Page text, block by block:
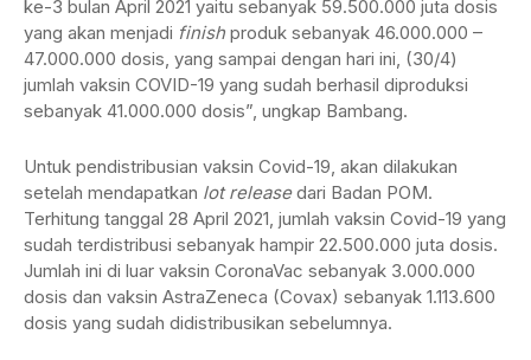
ke-3 bulan April 2021 yaitu sebanyak 59.500.000 juta dosis
yang akan menjadi finish produk sebanyak 46.000.000 –
47.000.000 dosis, yang sampai dengan hari ini, (30/4)
jumlah vaksin COVID-19 yang sudah berhasil diproduksi
sebanyak 41.000.000 dosis”, ungkap Bambang.
Untuk pendistribusian vaksin Covid-19, akan dilakukan
setelah mendapatkan lot release dari Badan POM.
Terhitung tanggal 28 April 2021, jumlah vaksin Covid-19 yang
sudah terdistribusi sebanyak hampir 22.500.000 juta dosis.
Jumlah ini di luar vaksin CoronaVac sebanyak 3.000.000
dosis dan vaksin AstraZeneca (Covax) sebanyak 1.113.600
dosis yang sudah didistribusikan sebelumnya.